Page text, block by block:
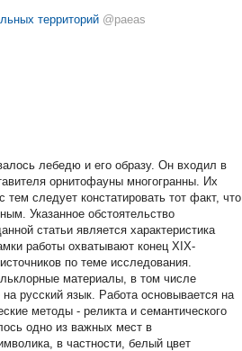
территорий @paeas
лебедю и его образу. Он входил в
орнитофауны многогранны. Их
следует констатировать тот факт, что
Указанное обстоятельство
статьи является характеристика
работы охватывают конец XIX-
по теме исследования.
материалы, в том числе
русский язык. Работа основывается на
методы - реликта и семантического
одно из важных мест в
в частности, белый цвет